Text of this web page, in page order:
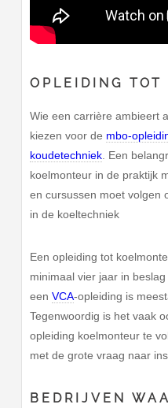
OPLEIDING TOT
Wie een carrière ambieert
kiezen voor de mbo-
koudetechniek . Een
koelmonteur in de praktijk
en cursussen moet volgen
in de koeltechniek
Een opleiding tot
minimaal vier jaar in
eenVCA-opleiding is
Tegenwoordig is het vaak
opleiding koelmonteur te
met de grote vraag naar
BEDRIJVEN